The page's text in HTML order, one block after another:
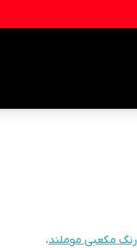
رنگ مکعبی موملند،